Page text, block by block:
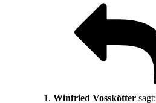
Winfried Vosskötter sagt: